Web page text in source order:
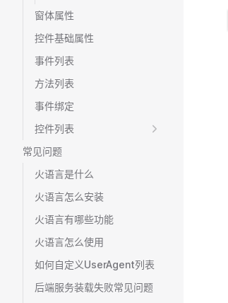
窗体属性
控件基础属性
事件列表
方法列表
事件绑定
控件列表
常见问题
火语言是什么
火语言怎么安装
火语言有哪些功能
火语言怎么使用
如何自定义UserAgent列表
后端服务装载失败常见问题